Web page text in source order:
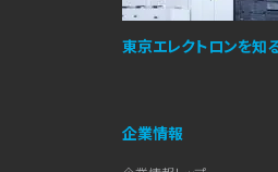
東京エレクトロンを知
企業情報